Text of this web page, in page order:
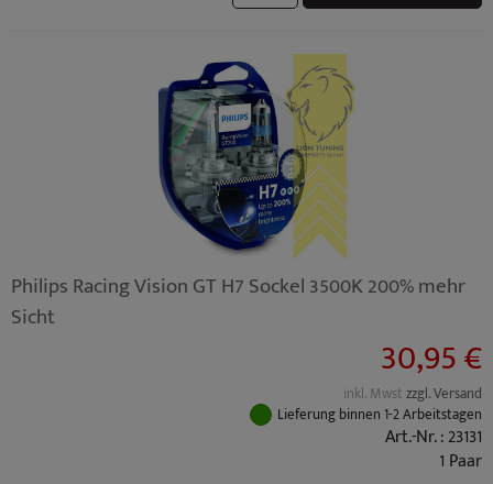
Philips Racing Vision GT H7 Sockel 3500K 200% mehr
Sicht
30,95 €
inkl. Mwstzzgl. Versand
Lieferung binnen 1-2 Arbeitstagen
Art.-Nr. : 23131
1 Paar